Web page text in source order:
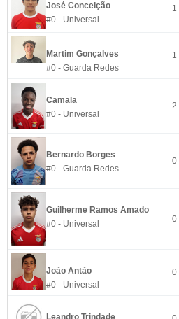
José Conceição
#0 - Universal
1
Martim Gonçalves
#0 - Guarda Redes
1
Camala
#0 - Universal
2
Bernardo Borges
#0 - Guarda Redes
0
Guilherme Ramos Amado
#0 - Universal
0
João Antão
#0 - Universal
0
Leandro Trindade